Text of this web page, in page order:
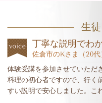
生
丁寧な説明でわ
佐倉市のKさま（20代
体験受講を参加させていただ
料理の初心者ですので、行く
すい説明で安心しました。こ